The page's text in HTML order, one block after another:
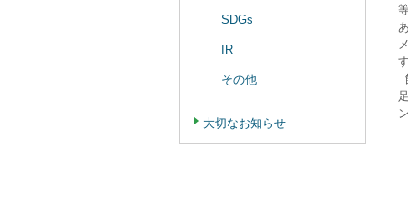
SDGs
IR
その他
大切なお知らせ